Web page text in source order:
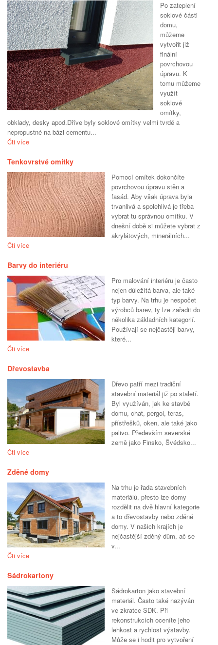
Po zateplení
soklové části
domu,
můžeme
vytvořit již
finální
povrchovou
úpravu. K
tomu můžeme
využít
soklové
omítky,
obklady, desky apod.Dříve byly soklové omítky velmi tvrdé a
nepropustné na bázi cementu...
Čti více
Tenkovrstvé omítky
Pomocí omítek dokončíte
povrchovou úpravu stěn a
fasád. Aby však úprava byla
trvanlivá a spolehlivá je třeba
vybrat tu správnou omítku. V
dnešní době si můžete vybrat z
akrylátových, minerálních...
Čti více
Barvy do interiéru
Pro malování interiéru je často
nejen důležítá barva, ale také
typ barvy. Na trhu je nespočet
výrobců barev, ty lze zařadit do
několika základních kategorií.
Používají se nejčastěji barvy,
které...
Čti více
Dřevostavba
Dřevo patří mezi tradiční
stavební materiál již po staletí.
Byl využíván, jak ke stavbě
domu, chat, pergol, teras,
přístřešků, oken, ale také jako
palivo. Především severské
země jako Finsko, Švédsko...
Čti více
Zděné domy
Na trhu je řada stavebních
materiálů, přesto lze domy
rozdělit na dvě hlavní kategorie
a to dřevostavby nebo zděné
domy. V našich krajích je
nejčastější zděný dům, ač se
v...
Čti více
Sádrokartony
Sádrokarton jako stavební
materiál. Často také nazýván
ve zkratce SDK. Při
rekonstrukcích oceníte jeho
lehkost a rychlost výstavby.
Může se i hodit pro vytvoření